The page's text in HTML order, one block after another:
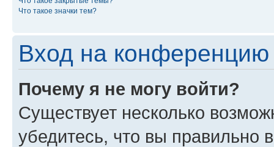
Что такое значки тем?
Вход на конференцию
Почему я не могу войти?
Существует несколько
убедитесь, что вы правильно